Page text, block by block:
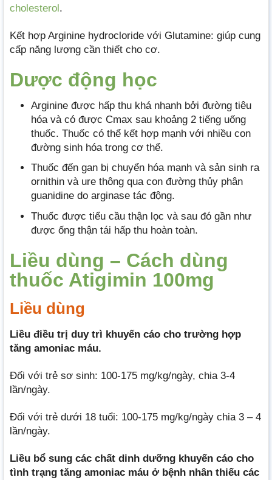
cholesterol.
Kết hợp Arginine hydrocloride với Glutamine: giúp cung
cấp năng lượng cần thiết cho cơ.
Dược động học
Arginine được hấp thu khá nhanh bởi đường tiêu
hóa và có được Cmax sau khoảng 2 tiếng uống
thuốc. Thuốc có thể kết hợp mạnh với nhiều con
đường sinh hóa trong cơ thể.
Thuốc đến gan bị chuyển hóa mạnh và sản sinh ra
ornithin và ure thông qua con đường thủy phân
guanidine do arginase tác động.
Thuốc được tiểu cầu thận lọc và sau đó gần như
được ống thận tái hấp thu hoàn toàn.
Liều dùng – Cách dùng
thuốc Atigimin 100mg
Liều dùng
Liều điều trị duy trì khuyến cáo cho trường hợp
tăng amoniac máu.
Đối với trẻ sơ sinh: 100-175 mg/kg/ngày, chia 3-4
lần/ngày.
Đối với trẻ dưới 18 tuổi: 100-175 mg/kg/ngày chia 3 – 4
lần/ngày.
Liều bổ sung các chất dinh dưỡng khuyến cáo cho
tình trạng tăng amoniac máu ở bệnh nhân thiếu các